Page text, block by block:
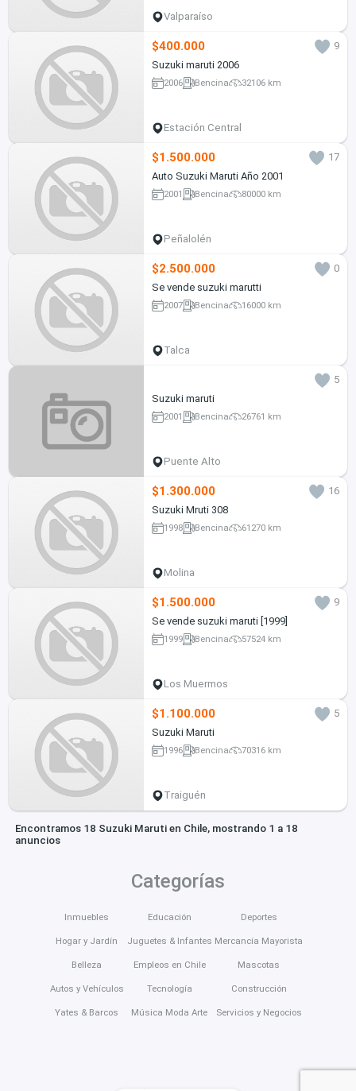
Valparaíso
$400.000
9
Suzuki maruti 2006
2006 Bencina 32106 km
Estación Central
$1.500.000
17
Auto Suzuki Maruti Año 2001
2001 Bencina 80000 km
Peñalolén
$2.500.000
0
Se vende suzuki marutti
2007 Bencina 16000 km
Talca
5
Suzuki maruti
2001 Bencina 26761 km
Puente Alto
$1.300.000
16
Suzuki Mruti 308
1998 Bencina 61270 km
Molina
$1.500.000
9
Se vende suzuki maruti [1999]
1999 Bencina 57524 km
Los Muermos
$1.100.000
5
Suzuki Maruti
1996 Bencina 70316 km
Traiguén
Encontramos 18 Suzuki Maruti en Chile, mostrando 1 a 18
anuncios
Categorías
Inmuebles
Hogar y Jardín
Belleza
Autos y Vehículos
Yates & Barcos
Educación
Juguetes & Infantes
Empleos en Chile
Tecnología
Música Moda Arte
Deportes
Mercancía Mayorista
Mascotas
Construcción
Servicios y Negocios